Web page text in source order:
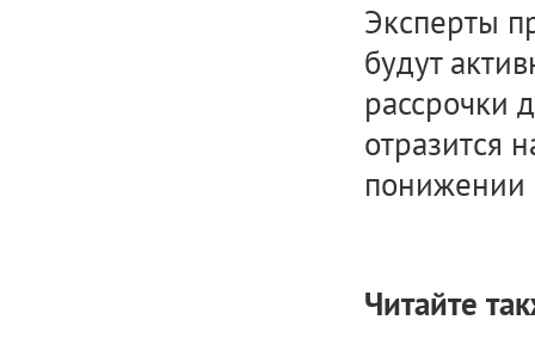
Эксперты
будут
рассрочки
отразится
понижении
Читайте